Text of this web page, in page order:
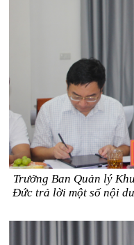
Trưởng Ban Quản lý
Đức trả lời một số nội